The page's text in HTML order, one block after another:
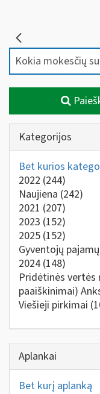
Kategorijos
Bet kurios
2022 (244)
Naujiena (242)
2021 (207)
2023 (152)
2025 (152)
Gyventojų
2024 (148)
Pridėtinės vertės
paaiškinimai)
Viešieji pirkimai
Aplankai
Bet kurį aplanką